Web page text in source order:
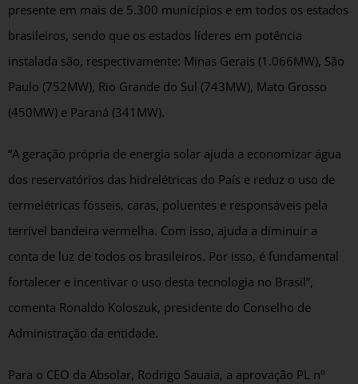
presente em mais de 5.300 municípios e em todos os estados
brasileiros, sendo que os estados líderes em potência
instalada são, respectivamente: Minas Gerais (1.066MW), São
Paulo (752MW), Rio Grande do Sul (743MW), Mato Grosso
(450MW) e Paraná (341MW).
“A geração própria de energia solar ajuda a economizar água
dos reservatórios das hidrelétricas do País e reduz o uso de
termelétricas fósseis, caras, poluentes e responsáveis pela
terrível bandeira vermelha. Com isso, ajuda a diminuir a
conta de luz de todos os brasileiros. Por isso, é fundamental
fortalecer e incentivar o uso desta tecnologia no Brasil”,
comenta Ronaldo Koloszuk, presidente do Conselho de
Administração da entidade.
Para o CEO da Absolar, Rodrigo Sauaia, a aprovação PL nº